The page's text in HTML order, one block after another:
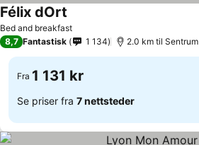
Bed and breakfast
Félix dOrt
8,7 Fantastisk 1 134 2.0 km til Sentrum
Fra 1 131 kr
Se priser fra 7 nettsteder